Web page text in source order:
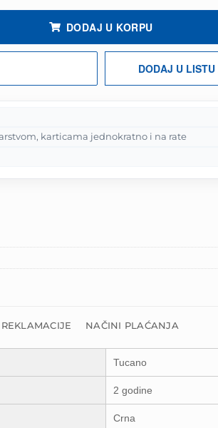
DODAJ U KORPU
DODAJ U
karticama jednokratno i na rate
NAČINI PLAĆANJA
Tucano
2 godine
Crna